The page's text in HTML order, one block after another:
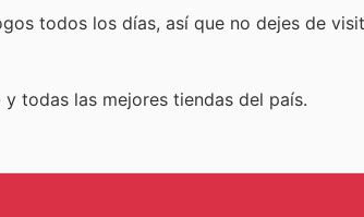
todos los días, así que no dejes de
y todas las mejores tiendas del país.